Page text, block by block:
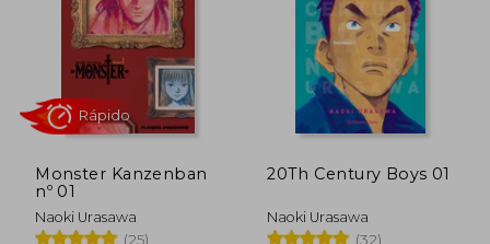
Monster Kanzenban
nº 01
Naoki Urasawa
(25)
20Th Century Boys 01
Naoki Urasawa
(32)